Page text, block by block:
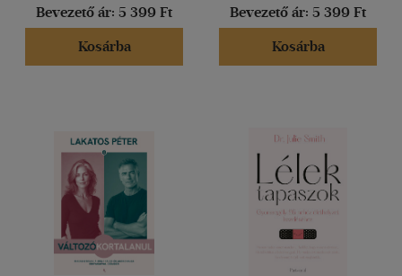
Bevezető ár: 5 399 Ft
Kosárba
Bevezető ár: 5 399 Ft
Kosárba